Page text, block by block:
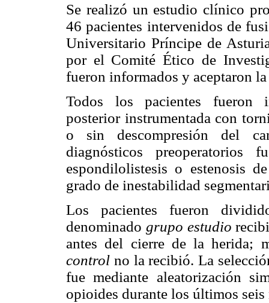
Se realizó un estudio clínico
46 pacientes intervenidos de
Universitario Príncipe de
por el Comité Ético de
fueron informados y aceptaron
Todos los pacientes fueron
posterior instrumentada con
o sin descompresión del
diagnósticos preoperatorios
espondilolistesis o estenosis
grado de inestabilidad
Los pacientes fueron
denominado grupo estudio
antes del cierre de la herida;
control no la recibió. La
fue mediante aleatorización
opioides durante los últimos